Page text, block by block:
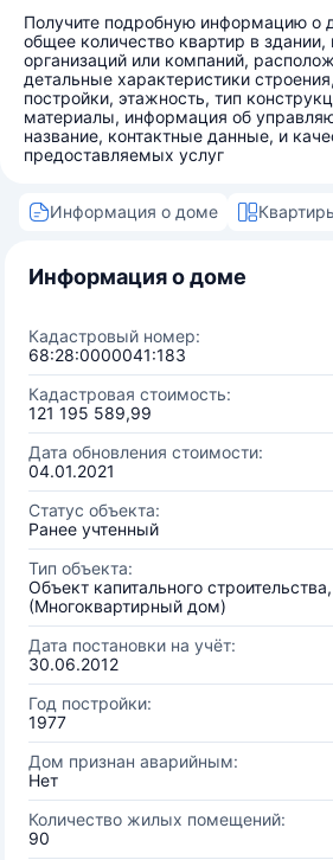
Получите подробную информацию о
общее количество квартир в здании,
организаций или компаний,
детальные характеристики
постройки, этажность, тип
материалы, информация об
название, контактные данные, и
предоставляемых услуг
Информация о доме
Информация о доме
Кадастровый номер:
68:28:0000041:183
Кадастровая стоимость:
121 195 589,99
Дата обновления стоимости:
04.01.2021
Статус объекта:
Ранее учтенный
Тип объекта:
Объект капитального
(Многоквартирный дом)
Дата постановки на учёт:
30.06.2012
Год постройки:
1977
Дом признан аварийным:
Нет
Количество жилых помещений:
90